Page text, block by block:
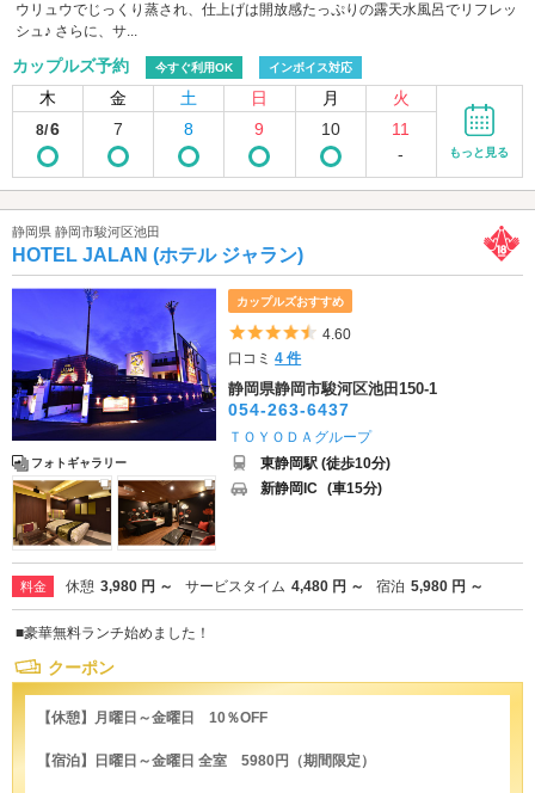
ウリュウでじっくり蒸され、仕上げは開放感たっぷりの露天水風呂でリフレッ
シュ♪ さらに、サ...
カップルズ予約 今すぐ利用OK インボイス対応
木 金 土 日 月 火
8/6 7 8 9 10
11
-
もっと見る
静岡県 静岡市駿河区池田
HOTEL JALAN (ホテル ジャラン)
フォトギャラリー
カップルズおすすめ
5つ星のうち4.5
4.60
口コミ4 件
静岡県静岡市駿河区池田150-1
054-263-6437
ＴＯＹＯＤＡグループ
東静岡駅 (徒歩10分)
新静岡IC (車15分)
料金 休憩 3,980 円 ～ サービスタイム 4,480 円 ～ 宿泊 5,980 円 ～
■豪華無料ランチ始めました！
クーポン
【休憩】月曜日～金曜日 10％OFF
【宿泊】日曜日～金曜日 全室 5980円（期間限定）